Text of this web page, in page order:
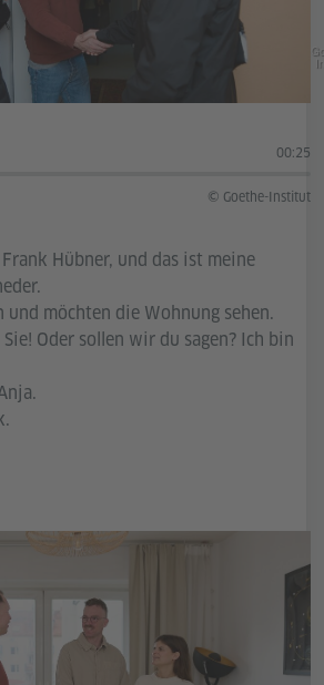
00:25
© Goethe-Institut
Hübner, und das ist meine
und möchten die Wohnung sehen.
Oder sollen wir du sagen? Ich bin